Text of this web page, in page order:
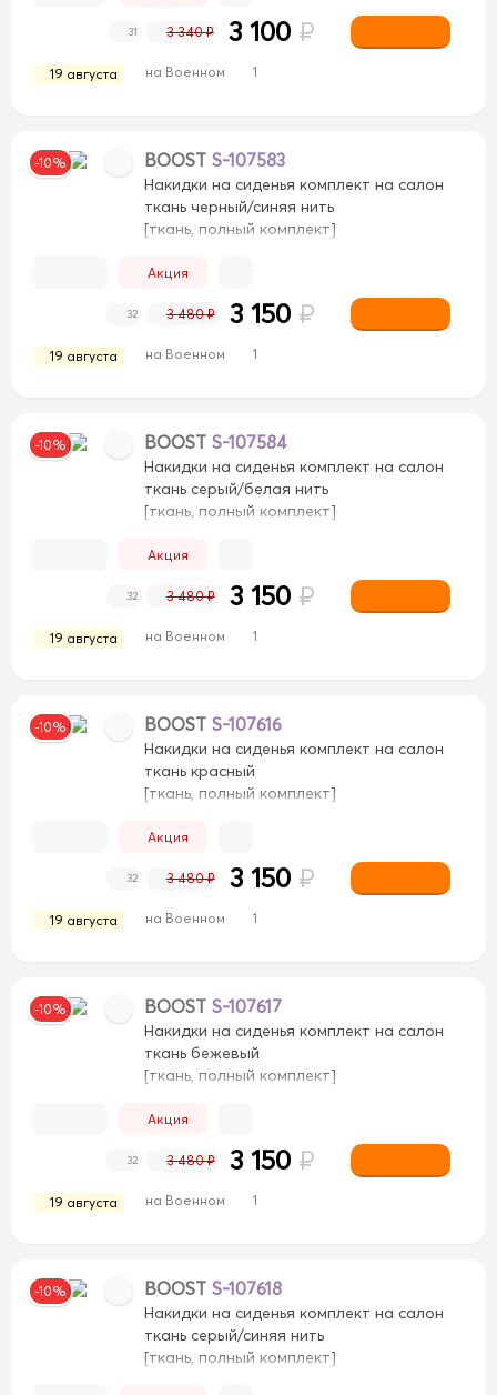
Черный/БелыйЧерный/
19 августа на Военном 1
31 3 340 ₽ 3 100 ₽
-10% BOOST S-107583
Накидки на сиденья комплект на салон
ткань черный/синяя нить
[ткань, полный комплект]
Акция
19 августа на Военном 1
32 3 480 ₽ 3 150 ₽
-10% BOOST S-107584
Накидки на сиденья комплект на салон
ткань серый/белая нить
[ткань, полный комплект]
Акция
19 августа на Военном 1
32 3 480 ₽ 3 150 ₽
-10% BOOST S-107616
Накидки на сиденья комплект на салон
ткань красный
[ткань, полный комплект]
Акция
19 августа на Военном 1
32 3 480 ₽ 3 150 ₽
-10% BOOST S-107617
Накидки на сиденья комплект на салон
ткань бежевый
[ткань, полный комплект]
Акция
19 августа на Военном 1
32 3 480 ₽ 3 150 ₽
-10% BOOST S-107618
Накидки на сиденья комплект на салон
ткань серый/синяя нить
[ткань, полный комплект]